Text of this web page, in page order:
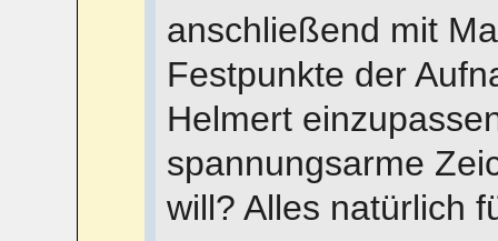
anschließend mit
Festpunkte der
Helmert
spannungsarme
will? Alles natürlich